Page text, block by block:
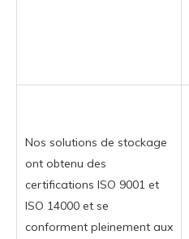
Nos solutions de stockage
ont obtenu des
certifications ISO 9001 et
ISO 14000 et se
conforment pleinement aux